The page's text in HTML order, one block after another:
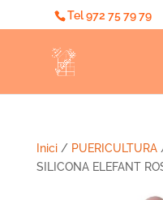
Tel 972 75 79 79
Inici/ PUERICULTURA
SILICONA ELEFANT